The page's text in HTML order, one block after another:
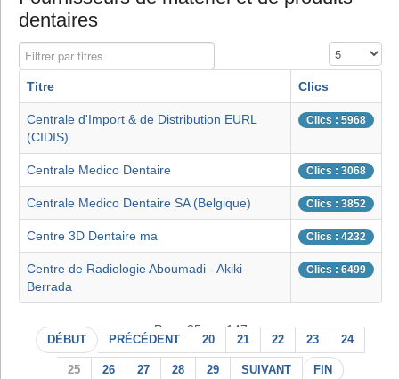
dentaires
Filtrer par titres Affichage #
Titre Clics
Centrale d'Import & de Distribution EURL
(CIDIS)
Clics : 5968
Centrale Medico Dentaire Clics : 3068
Centrale Medico Dentaire SA (Belgique) Clics : 3852
Centre 3D Dentaire ma Clics : 4232
Centre de Radiologie Aboumadi - Akiki -
Berrada
Clics : 6499
Page 25 sur 147
DÉBUT PRÉCÉDENT 20 21 22 23 24
25 26 27 28 29 SUIVANT FIN